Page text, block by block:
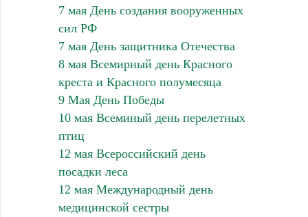
7 мая День создания вооруженных
сил РФ
7 мая День защитника Отечества
8 мая Всемирный день Красного
креста и Красного полумесяца
9 Мая День Победы
10 мая Всеминый день перелетных
птиц
12 мая Всероссийский день
посадки леса
12 мая Международный день
медицинской сестры